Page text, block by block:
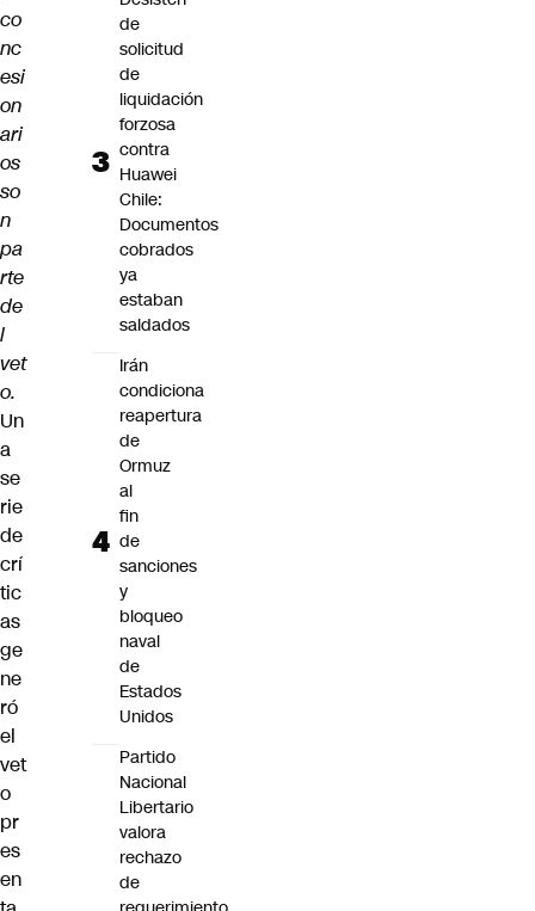
co
nc
esi
on
ari
os
so
n
pa
rte
de
l
vet
o.
Un
a
se
rie
de
crí
tic
as
ge
ne
ró
el
vet
o
pr
es
en
de
solicitud
de
liquidación
forzosa
contra
Huawei
Chile:
Documentos
cobrados
ya
estaban
saldados
Irán
condiciona
reapertura
de
Ormuz
al
fin
de
sanciones
y
bloqueo
naval
de
Estados
Unidos
Partido
Nacional
Libertario
valora
rechazo
de